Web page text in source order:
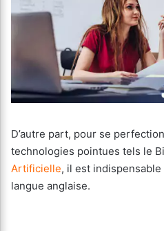
D’autre part, pour se
technologies pointues tels le
Artificielle, il est indispensable
langue anglaise.